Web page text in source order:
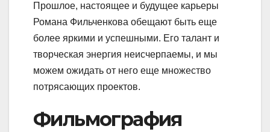
Прошлое, настоящее и будущее карьеры
Романа Фильченкова обещают быть еще
более яркими и успешными. Его талант и
творческая энергия неисчерпаемы, и мы
можем ожидать от него еще множество
потрясающих проектов.
Фильмография